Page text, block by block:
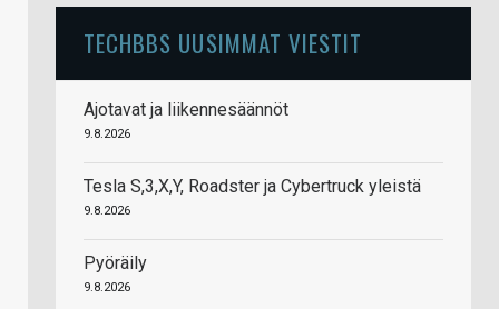
TECHBBS UUSIMMAT VIESTIT
Ajotavat ja liikennesäännöt
9.8.2026
Tesla S,3,X,Y, Roadster ja Cybertruck yleistä
9.8.2026
Pyöräily
9.8.2026